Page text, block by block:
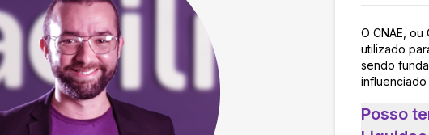
O CNAE,
utilizado
sendo
Posso